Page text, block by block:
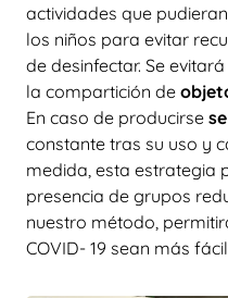
actividades que
los niños para evitar
de desinfectar. Se evitará
la compartición de
En caso de producirse
constante tras su uso y
medida, esta estrategia
presencia de grupos
nuestro método,
COVID- 19 sean más